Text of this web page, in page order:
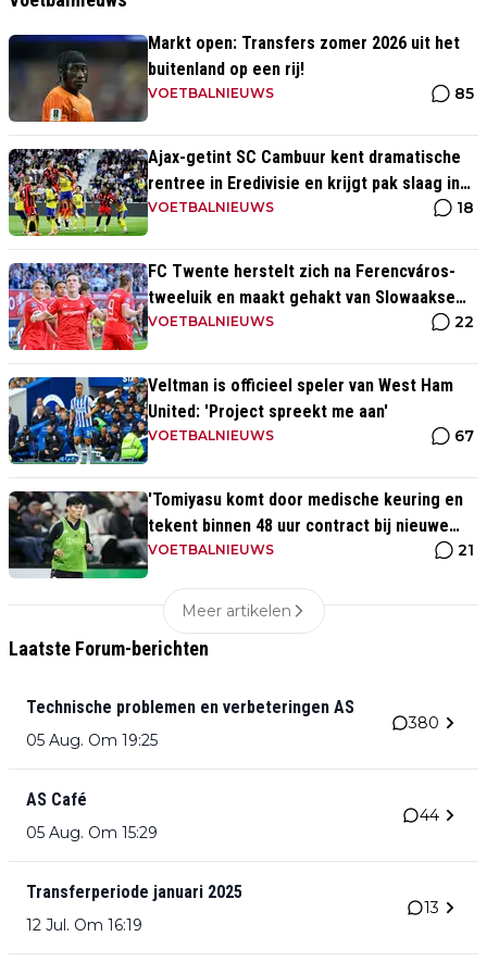
Markt open: Transfers zomer 2026 uit het
buitenland op een rij!
VOETBALNIEUWS 85
Ajax-getint SC Cambuur kent dramatische
rentree in Eredivisie en krijgt pak slaag in
eigen huis
VOETBALNIEUWS 18
FC Twente herstelt zich na Ferencváros-
tweeluik en maakt gehakt van Slowaakse
opponent
VOETBALNIEUWS 22
Veltman is officieel speler van West Ham
United: 'Project spreekt me aan'
VOETBALNIEUWS 67
'Tomiyasu komt door medische keuring en
tekent binnen 48 uur contract bij nieuwe
club'
VOETBALNIEUWS 21
Meer artikelen
Laatste Forum-berichten
Technische problemen en verbeteringen AS
05 Aug. Om 19:25
380
AS Café
05 Aug. Om 15:29
44
Transferperiode januari 2025
12 Jul. Om 16:19
13